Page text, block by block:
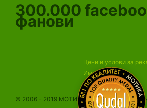
300.000
фанови
Цени и услови за
Импресум
© 2006 - 2019 МОТИКА, Сите права се